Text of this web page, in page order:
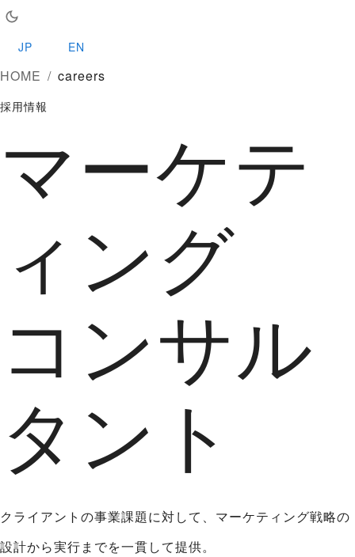
JP EN
HOME / careers
採用情報
マーケテ
ィング
コンサル
タント
クライアントの事業課題に対して、マーケティング戦略の
設計から実行までを一貫して提供。